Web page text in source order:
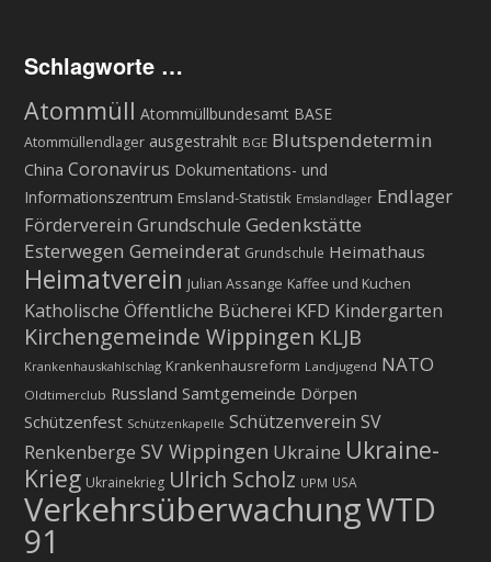
Schlagworte …
Atommüll Atommüllbundesamt BASE
Atommüllendlager ausgestrahlt BGE Blutspendetermin
China Coronavirus Dokumentations- und
Informationszentrum Emsland-Statistik Emslandlager Endlager
Förderverein Grundschule Gedenkstätte
Esterwegen Gemeinderat Grundschule Heimathaus
Heimatverein Julian Assange Kaffee und Kuchen
Katholische Öffentliche Bücherei KFD Kindergarten
Kirchengemeinde Wippingen KLJB
Krankenhauskahlschlag Krankenhausreform Landjugend NATO
Oldtimerclub Russland Samtgemeinde Dörpen
Schützenfest Schützenkapelle Schützenverein SV
Renkenberge SV Wippingen Ukraine Ukraine-
Krieg Ukrainekrieg Ulrich Scholz UPM USA
VerkehrsüberwachungWTD
91